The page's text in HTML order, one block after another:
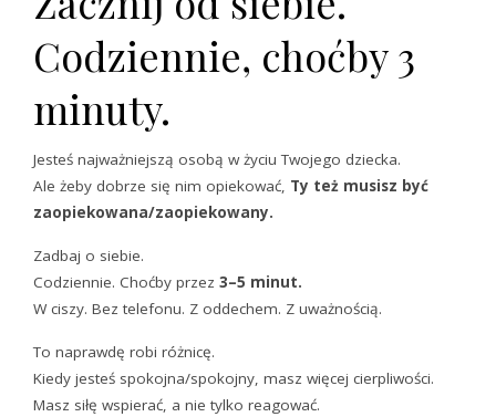
Codziennie, choćby 3
minuty.
Jesteś najważniejszą osobą w życiu Twojego dziecka.
Ale żeby dobrze się nim opiekować, Ty też musisz być
zaopiekowana/zaopiekowany.
Zadbaj o siebie.
Codziennie. Choćby przez 3–5 minut.
W ciszy. Bez telefonu. Z oddechem. Z uważnością.
To naprawdę robi różnicę.
Kiedy jesteś spokojna/spokojny, masz więcej cierpliwości.
Masz siłę wspierać, a nie tylko reagować.